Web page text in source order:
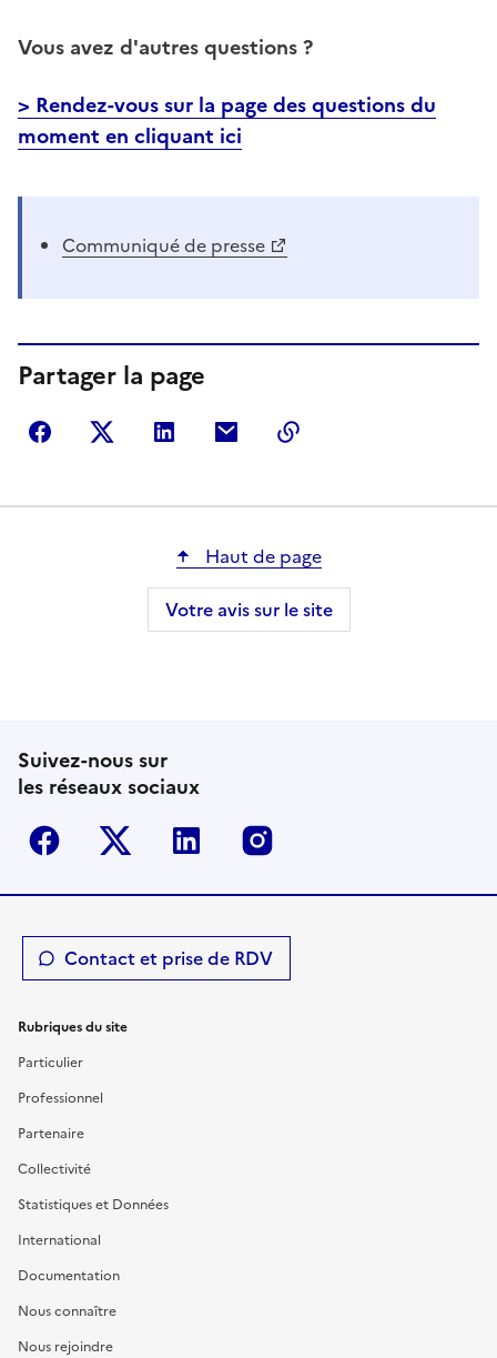
Vous avez d'autres questions ?
> Rendez-vous sur la page des questions du
moment en cliquant ici
Communiqué de presse
Partager la page
Partager sur Facebook
Partager sur Twitter
Partager sur LinkedIn
Partager par courriel
Haut de page
Votre avis sur le site
Suivez-nous sur
les réseaux sociaux
Facebook Twitter-X Linkedin
Contact et prise de RDV
Rubriques du site
Particulier
Professionnel
Partenaire
Collectivité
Statistiques et Données
International
Documentation
Nous connaître
Nous rejoindre